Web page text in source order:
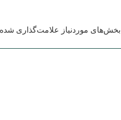
بخش‌های موردنیاز علامت‌گذاری